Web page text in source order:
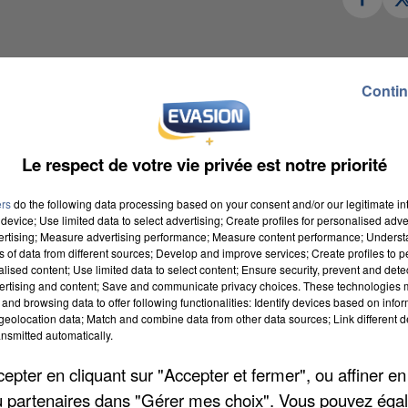
Sa femme a été retrouvée blessée et sous le choc
s’est passé dans la nuit de mercredi à jeudi
fois sur place, la police retrouve l’agresseur, caché
à vue. Quant à la victime, elle a été
yvelines-violences-conjugales-la-celle-saint-
de St Arnoult ce vendredi. La ministre chargée des
et des équipes intervenant sur le réseau. Un
prévu. On lui présentera les nouveaux
Le respect de votre vie privée est notre priorité
do the following data processing based on your consent and/or our legitimate
Use limited data to select advertising; Create profiles for personalised
Measure advertising performance; Measure content performance;
of data from different sources; Develop and improve services; Create profiles to
content; Use limited data to select content; Ensure security, prevent and
and content; Save and communicate privacy choices. These technologies
browsing data to offer following functionalities: Identify devices based on
data; Match and combine data from other data sources; Link different
automatically.
en cliquant sur "Accepter et fermer", ou affiner
partenaires dans "Gérer mes choix". Vous pouvez